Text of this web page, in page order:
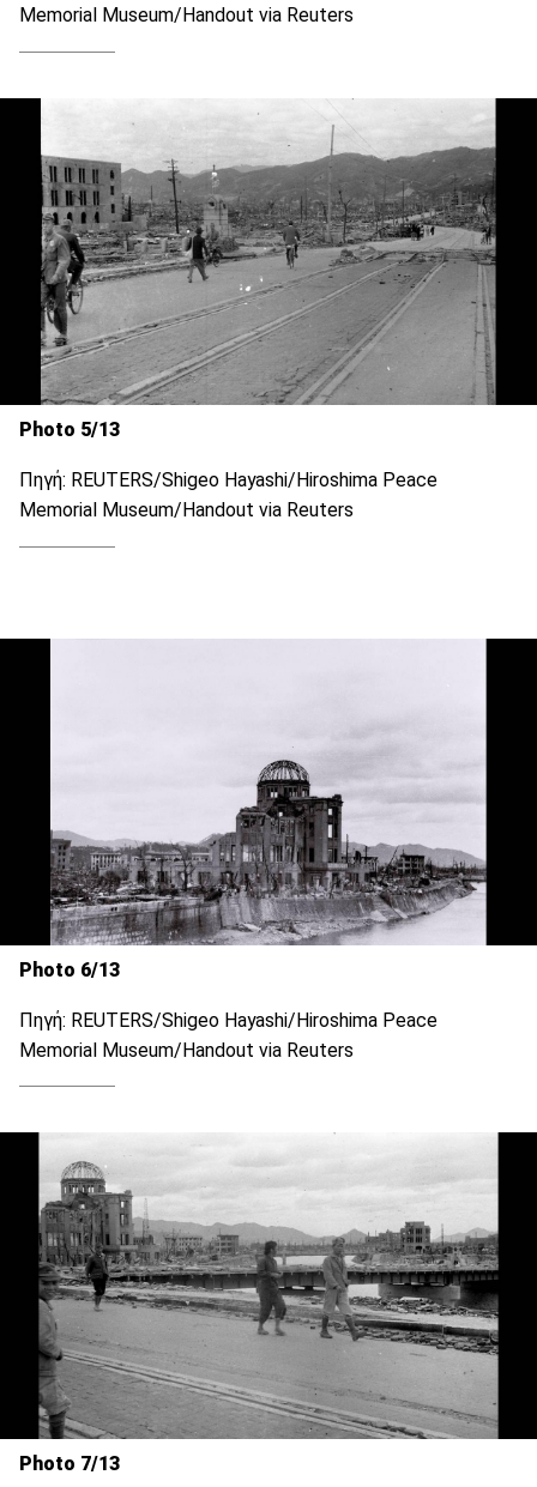
Memorial Museum/Handout via Reuters
Photo 5/13
Πηγή: REUTERS/Shigeo Hayashi/Hiroshima Peace
Memorial Museum/Handout via Reuters
Photo 6/13
Πηγή: REUTERS/Shigeo Hayashi/Hiroshima Peace
Memorial Museum/Handout via Reuters
Photo 7/13